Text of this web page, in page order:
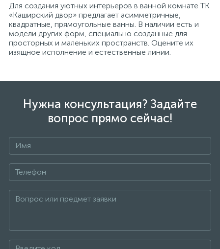
Для создания уютных интерьеров в ванной комнате ТК
«Каширский двор» предлагает асимметричные,
квадратные, прямоугольные ванны. В наличии есть и
модели других форм, специально созданные для
просторных и маленьких пространств. Оцените их
изящное исполнение и естественные линии.
Нужна консультация? Задайте
вопрос прямо сейчас!